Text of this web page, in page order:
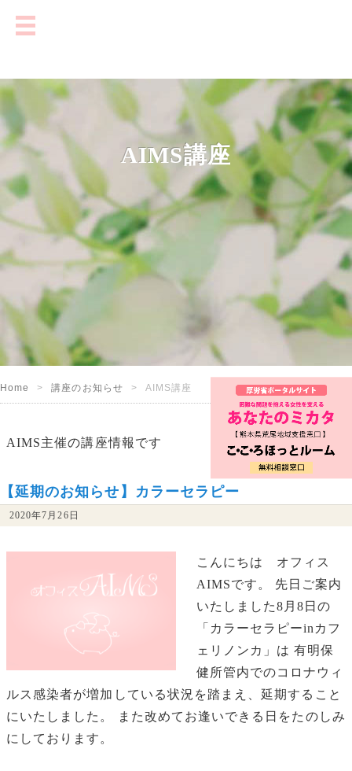
Home 講座のお知らせ AIMS講座
AIMS講座
AIMS主催の講座情報です
【延期のお知らせ】カラーセラピー
2020年7月26日
こんにちは オフィス
AIMSです。 先日ご案内
いたしました8月8日の
「カラーセラピーinカフ
ェリノンカ」は 有明保
健所管内でのコロナウィ
ルス感染者が増加している状況を踏まえ、延期すること
にいたしました。 また改めてお逢いできる日をたのしみ
にしております。